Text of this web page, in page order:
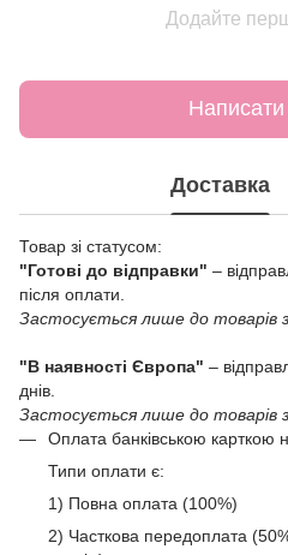
Додайте
Написати
Доставка
Товар зі статусом:
"Готові до відправки" –
після оплати.
Застосується лише до товарів
"В наявності Європа" –
днів.
Застосується лише до товарів
Оплата банківською карткою
Типи оплати є:
1) Повна оплата (100%)
2) Часткова передоплата